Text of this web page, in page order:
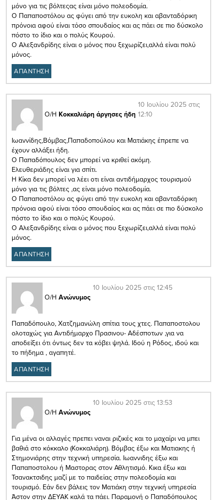
μόνο για τις βόλτεςας είναι μόνο πολεοδομία.
Ο Παπαποστόλου ας φύγει από την ευκολη και αβανταδόρικη
πρόνοια αφού είναι τόσο σπουδαίος και ας πάει σε πιο δύσκολο
πόστο το ίδιο και ο πολύς Κουρού.
Ο Αλεξανδρίδης είναι ο μόνος που ξεχωρίζει,αλλά είναι πολύ
μόνος.
ΑΠΑΝΤΗΣΗ
Ο/Η Κοκκαλιάρη άργησες ήδη
10 Ιουλίου 2025 στις
12:10
Ιωαννίδης,Βόμβας,Παπαδοπούλου και Ματιάκης έπρεπε να
έχουν αλλάξει ήδη.
Ο Παπαδόπουλος δεν μπορεί να κριθεί ακόμη.
Ελευθεριάδης είναι για σπίτι.
Η Κίκα δεν μπορεί να λέει οτι είναι αντιδήμαρχος τουρισμού
μόνο για τις βόλτες ,ας είναι μόνο πολεοδομία.
Ο Παπαποστόλου ας φύγει από την ευκολη και αβανταδόρικη
πρόνοια αφού είναι τόσο σπουδαίος και ας πάει σε πιο δύσκολο
πόστο το ίδιο και ο πολύς Κουρού.
Ο Αλεξανδρίδης είναι ο μόνος που ξεχωρίζει,αλλά είναι πολύ
μόνος.
ΑΠΑΝΤΗΣΗ
Ο/Η Ανώνυμος
10 Ιουλίου 2025 στις 12:45
Παπαδόπουλο, Χατζημανώλη σπίτια τους χτες. Παπαποστολου
ολοταχώς για Αντιδήμαρχο Πρασινου- Αδέσποτων ,για να
αποδείξει ότι όντως δεν τα κόβει ψηλά. Ιδού η Ρόδος, ιδού και
το πήδημα , αγαπητέ.
ΑΠΑΝΤΗΣΗ
Ο/Η Ανώνυμος
10 Ιουλίου 2025 στις 13:53
Για μένα οι αλλαγές πρεπει ναναι ριζικές και το μαχαίρι να μπει
βαθιά στο κόκκαλο (Κοκκαλιάρη). Βόμβας έξω και Ματιακης ή
Στημονιάρης στην τεχνική υπηρεσία. Ιωαννιδης έξω και
Παπαποστολου ή Μαστορας στον Αθλητισμό. Κικα έξω και
Τσανακτσιδης μαζί με το παιδείας στην πολεοδομία και
τουρισμό. Εάν δεν βάλεις τον Ματιάκη στην τεχνική υπηρεσία
Άστον στην ΔΕΥΑΚ καλά τα πάει. Παραμονή ο Παπαδόπουλος